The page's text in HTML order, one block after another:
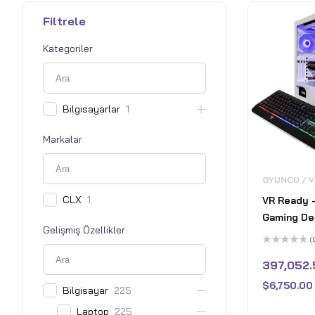
Filtrele
Kategoriler
Bilgisayarlar 1
Markalar
CLX 1
Gelişmiş Özellikler
Bilgisayar 225
Laptop 225
OYUNCU /
VR Ready
Gaming
Intel Core
RTX 4090
RAM -
üzerinden
0
aldı
$6,750.00